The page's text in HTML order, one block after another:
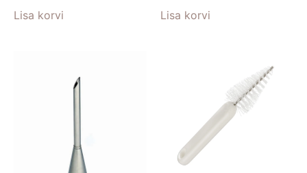
Lisa korvi Lisa korvi